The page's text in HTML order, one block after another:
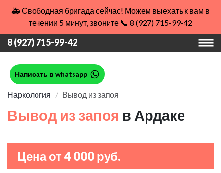
🚑 Свободная бригада сейчас! Можем выехать к вам в
течении 5 минут, звоните 📞 8 (927) 715-99-42
8 (927) 715-99-42
Написать в whatsapp
Наркология Вывод из запоя
Вывод из запоя в Ардаке
Цена от 4 000 руб.